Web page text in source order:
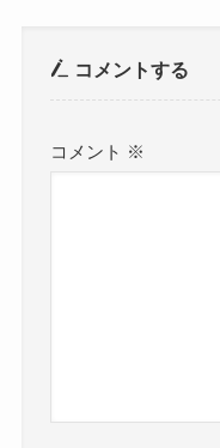
コメントする
コメント ※